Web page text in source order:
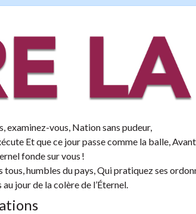
examinez-vous, Nation sans pudeur,
Et que ce jour passe comme la balle,
fonde sur vous !
tous, humbles du pays, Qui pratiquez ses
jour de la colère de l’Éternel.